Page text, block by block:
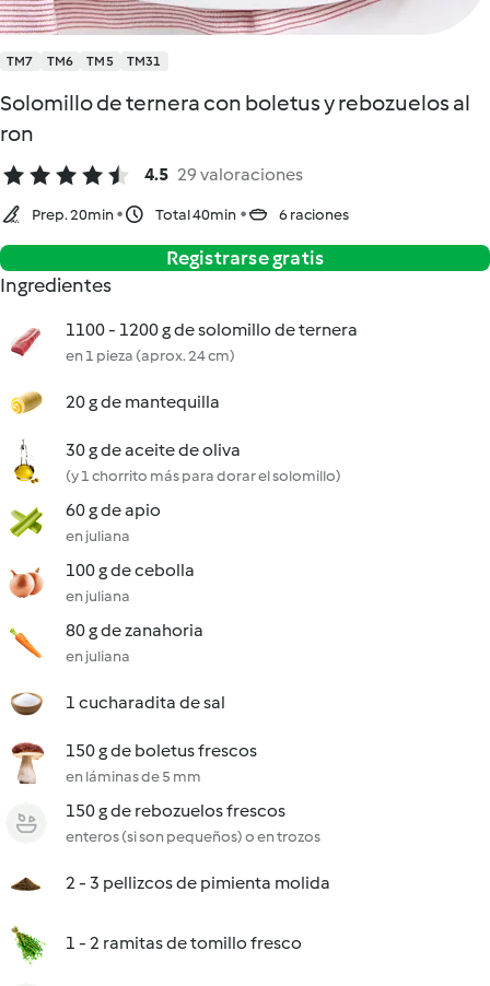
TM7 TM6 TM5 TM31
Solomillo de ternera con boletus y rebozuelos al
ron
4.5 29 valoraciones
Prep. 20min Total 40min 6 raciones
Registrarse gratis
Ingredientes
1100 - 1200 g de solomillo de ternera
en 1 pieza (aprox. 24 cm)
20 g de mantequilla
30 g de aceite de oliva
(y 1 chorrito más para dorar el solomillo)
60 g de apio
en juliana
100 g de cebolla
en juliana
80 g de zanahoria
en juliana
1 cucharadita de sal
150 g de boletus frescos
en láminas de 5 mm
150 g de rebozuelos frescos
enteros (si son pequeños) o en trozos
2 - 3 pellizcos de pimienta molida
1 - 2 ramitas de tomillo fresco